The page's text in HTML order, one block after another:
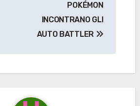
POKÉMON
INCONTRANO GLI
AUTO BATTLER